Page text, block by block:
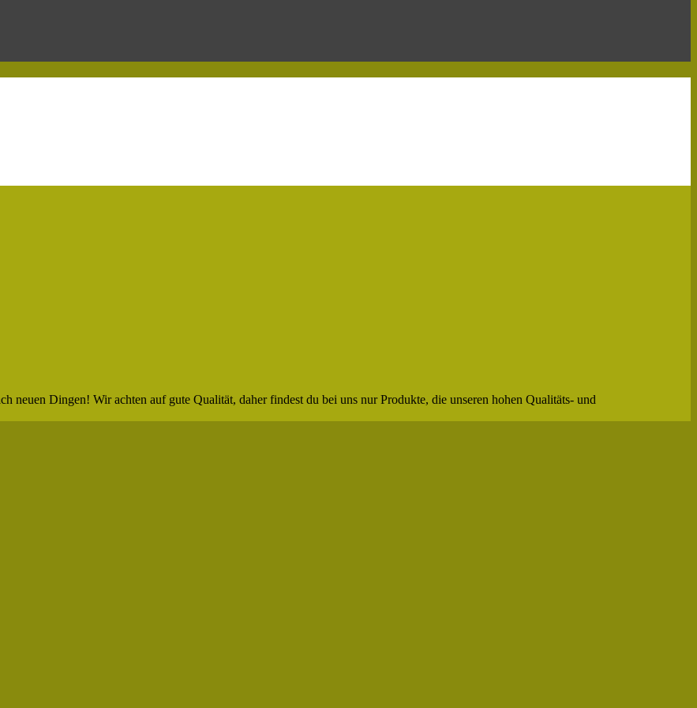
neuen Dingen! Wir achten auf gute Qualität, daher findest du bei uns nur Produkte, die unseren hohen Qualitäts- und